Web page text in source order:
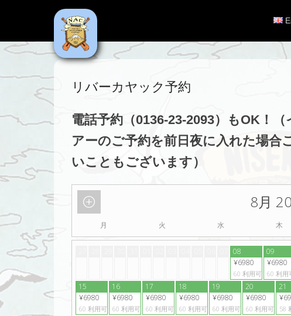
NAC
Niseko Adventure Centre
メイ
コン
リバーカヤック予約
電話予約（0136-23-2093）もOK！（
アーのご予約を前日夜に入れた場合
いこともございます）
8月
月 火 水 木
08
¥6980
60 利用可
09
¥6980
60 利用
15
¥6980
60 利用可
16
¥6980
60 利用可
17
¥6980
60 利用可
18
¥6980
60 利用可
19
¥6980
60 利用可
20
¥6980
60 利用可
21
58